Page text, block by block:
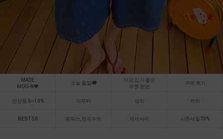
MADE
MOO-N🖤
오늘 출발🚚
지금 입기 좋은
무엔 린넨
구매 후기
신상품 5~10% 아우터 상의 하의
BEST 50 원피스,점프수트 액세서리 시즌세일70%